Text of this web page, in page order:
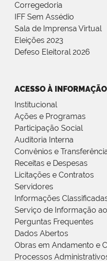
Corregedoria
IFF Sem Assédio
Sala de Imprensa Virtual
Eleições 2023
Defeso Eleitoral 2026
ACESSO À INFORMAÇÃO
Institucional
Ações e Programas
Participação Social
Auditoria Interna
Convênios e
Receitas e Despesas
Licitações e Contratos
Servidores
Informações
Serviço de Informação
Perguntas Frequentes
Dados Abertos
Obras em Andamento e
Processos